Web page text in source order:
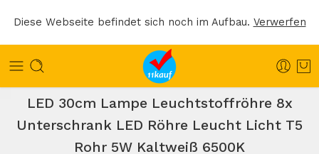
Diese Webseite befindet sich noch im Aufbau. Verwerfen
LED 30cm Lampe Leuchtstoffröhre 8x
Unterschrank LED Röhre Leucht Licht T5
Rohr 5W Kaltweiß 6500K